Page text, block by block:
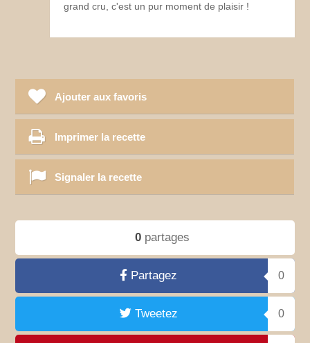
grand cru, c'est un pur moment de plaisir !
Ajouter aux favoris
Imprimer la recette
Signaler la recette
0partages
Partagez 0
Tweetez 0